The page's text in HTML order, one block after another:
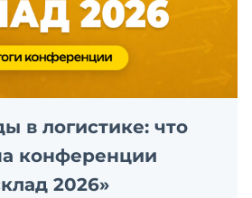
в логистике: что
конференции
2026»